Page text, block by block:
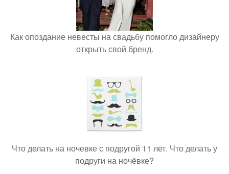
Как опоздание невесты на свадьбу помогло дизайнеру
открыть свой бренд.
Что делать на ночевке с подругой 11 лет. Что делать у
подруги на ночёвке?